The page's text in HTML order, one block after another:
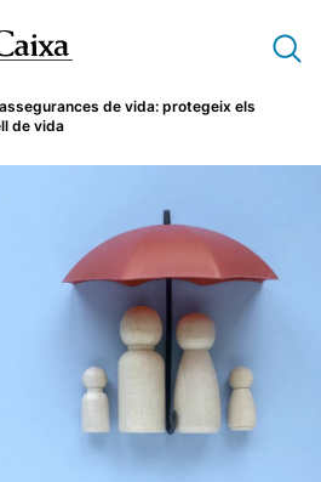
contingut principal
de vida: protegeix els
de vida